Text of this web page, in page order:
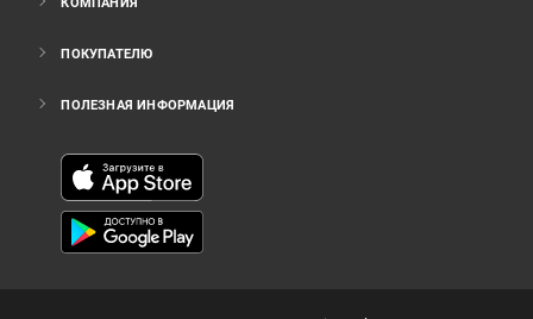
КОМПАНИЯ
ПОКУПАТЕЛЮ
ПОЛЕЗНАЯ ИНФОРМАЦИЯ